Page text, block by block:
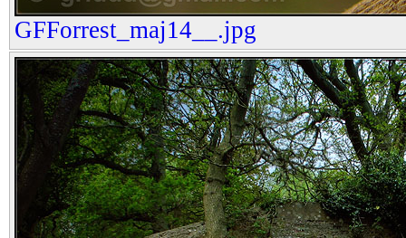
GFForrest_maj14__.jpg